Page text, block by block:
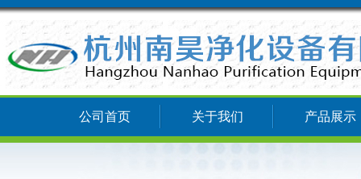
公司首页 关于我们 产品展示